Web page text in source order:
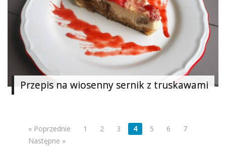
Przepis na wiosenny sernik z truskawami
« Poprzednie 1 2 3 4 5 6
7
Następne »